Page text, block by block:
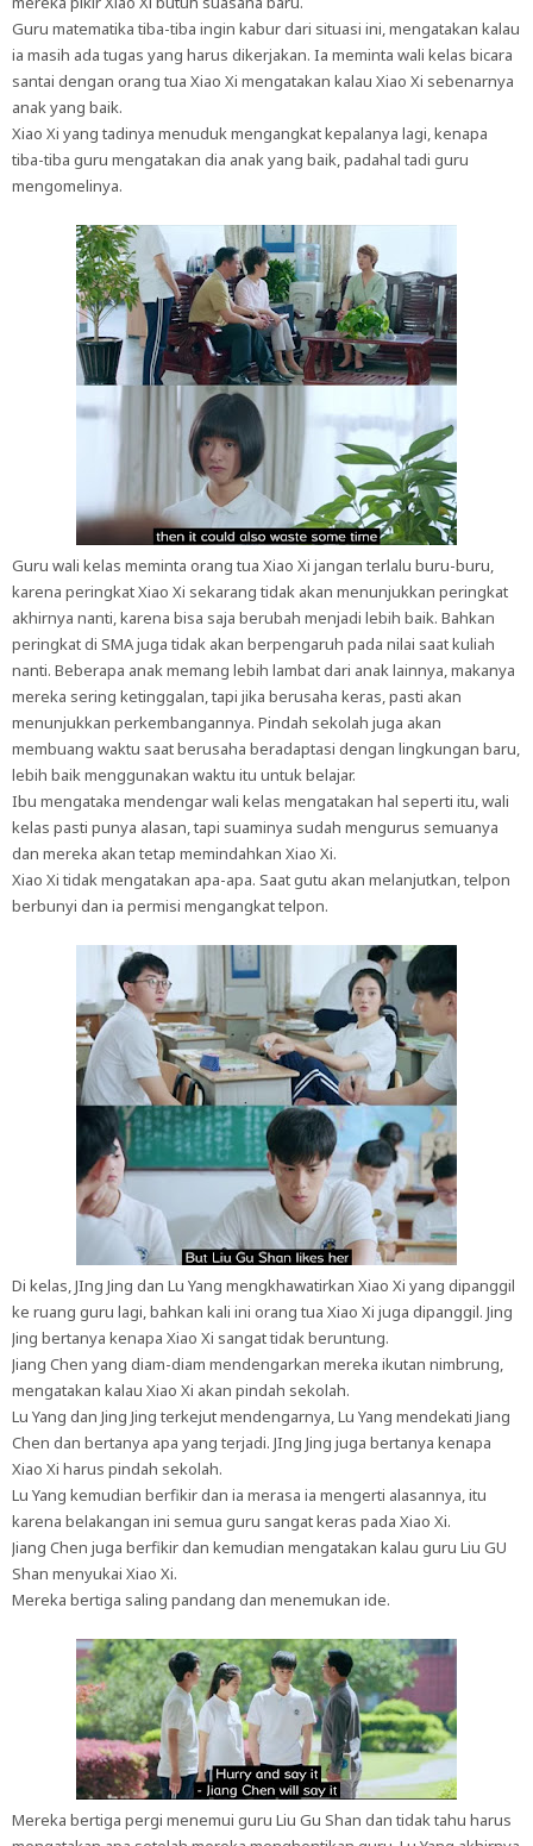
Guru matematika tiba-tiba ingin kabur dari situasi ini, mengatakan kalau
ia masih ada tugas yang harus dikerjakan. Ia meminta wali kelas bicara
santai dengan orang tua Xiao Xi mengatakan kalau Xiao Xi sebenarnya
anak yang baik.
Xiao Xi yang tadinya menuduk mengangkat kepalanya lagi, kenapa
tiba-tiba guru mengatakan dia anak yang baik, padahal tadi guru
mengomelinya.
Guru wali kelas meminta orang tua Xiao Xi jangan terlalu buru-buru,
karena peringkat Xiao Xi sekarang tidak akan menunjukkan peringkat
akhirnya nanti, karena bisa saja berubah menjadi lebih baik. Bahkan
peringkat di SMA juga tidak akan berpengaruh pada nilai saat kuliah
nanti. Beberapa anak memang lebih lambat dari anak lainnya, makanya
mereka sering ketinggalan, tapi jika berusaha keras, pasti akan
menunjukkan perkembangannya. Pindah sekolah juga akan
membuang waktu saat berusaha beradaptasi dengan lingkungan baru,
lebih baik menggunakan waktu itu untuk belajar.
Ibu mengataka mendengar wali kelas mengatakan hal seperti itu, wali
kelas pasti punya alasan, tapi suaminya sudah mengurus semuanya
dan mereka akan tetap memindahkan Xiao Xi.
Xiao Xi tidak mengatakan apa-apa. Saat gutu akan melanjutkan, telpon
berbunyi dan ia permisi mengangkat telpon.
Di kelas, JIng Jing dan Lu Yang mengkhawatirkan Xiao Xi yang dipanggil
ke ruang guru lagi, bahkan kali ini orang tua Xiao Xi juga dipanggil. Jing
Jing bertanya kenapa Xiao Xi sangat tidak beruntung.
Jiang Chen yang diam-diam mendengarkan mereka ikutan nimbrung,
mengatakan kalau Xiao Xi akan pindah sekolah.
Lu Yang dan Jing Jing terkejut mendengarnya, Lu Yang mendekati Jiang
Chen dan bertanya apa yang terjadi. JIng Jing juga bertanya kenapa
Xiao Xi harus pindah sekolah.
Lu Yang kemudian berfikir dan ia merasa ia mengerti alasannya, itu
karena belakangan ini semua guru sangat keras pada Xiao Xi.
Jiang Chen juga berfikir dan kemudian mengatakan kalau guru Liu GU
Shan menyukai Xiao Xi.
Mereka bertiga saling pandang dan menemukan ide.
Mereka bertiga pergi menemui guru Liu Gu Shan dan tidak tahu harus